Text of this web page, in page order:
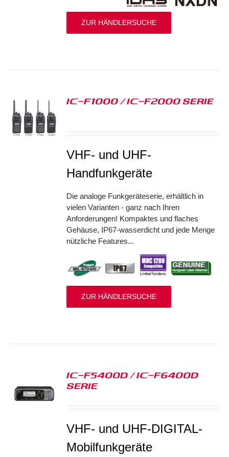
ZUR HÄNDLERSUCHE
IC-F1000 / IC-F2000 SERIE
VHF- und UHF-
Handfunkgeräte
Die analoge Funkgeräteserie, erhältlich in
vielen Varianten - ganz nach Ihren
Anforderungen! Kompaktes und flaches
Gehäuse, IP67-wasserdicht und jede Menge
nützliche Features...
ZUR HÄNDLERSUCHE
IC-F5400D / IC-F6400D
SERIE
VHF- und UHF-DIGITAL-
Mobilfunkgeräte